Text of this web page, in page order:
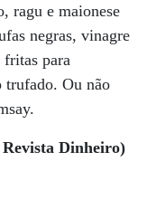
ragu e maionese
negras, vinagre
fritas para
trufado. Ou não
Dinheiro)